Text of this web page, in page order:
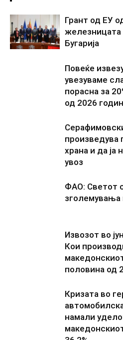
Грант од ЕУ
железницата
Бугарија
Повеќе
увезуваме
порасна за
од 2026
произведува
храна и да ја
увоз
ФАО: Светот
зголемувања
Извозот во
Кои
половина од
Кризата во
намали